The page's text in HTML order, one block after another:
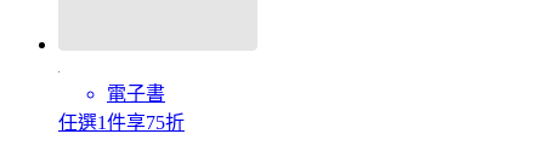
電子書
任選1件享75折